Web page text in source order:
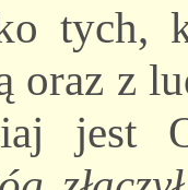
tych,
oraz z
jest